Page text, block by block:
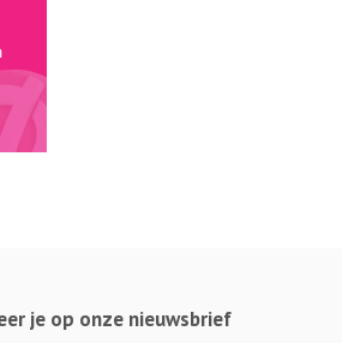
je op onze nieuwsbrief